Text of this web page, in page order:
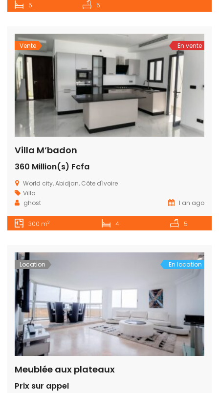
5 5
Vente En vente
Villa M’badon
360 Million(s) Fcfa
World city, Abidjan, Côte d'Ivoire
Villa
ghost
1 an ago
300 m2 4 5
Location En location
Meublée aux plateaux
Prix sur appel